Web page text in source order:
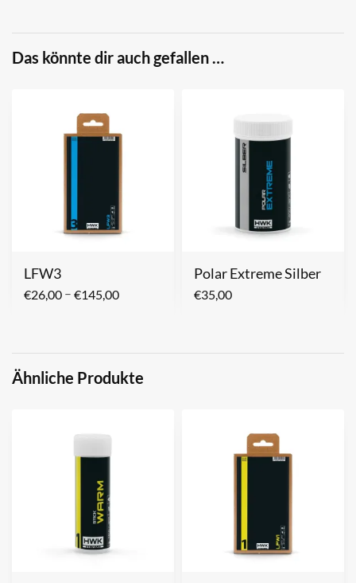
Das könnte dir auch gefallen …
LFW3
€26,00 – €145,00
Polar Extreme Silber
€35,00
Ähnliche Produkte